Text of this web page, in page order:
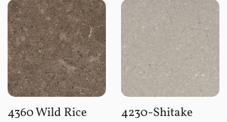
4360 Wild Rice 4230-Shitake